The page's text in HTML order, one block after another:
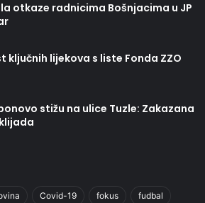
otkaze radnicima Bošnjacima u JP
ključnih lijekova s liste Fonda ZZO
stižu na ulice Tuzle: Zakazana
Covid-19 fokus fudbal